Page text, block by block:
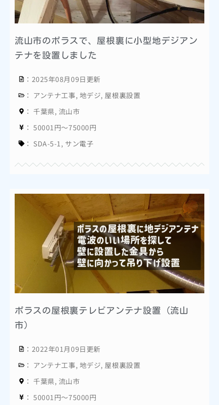
流山市のポラスで、屋根裏に小型地デジアン
テナを設置しました
：2025年08月09日更新
： アンテナ工事, 地デジ, 屋根裏設置
： 千葉県, 流山市
： 50001円～75000円
： SDA-5-1, サン電子
ポラスの屋根裏テレビアンテナ設置（流山
市）
：2022年01月09日更新
： アンテナ工事, 地デジ, 屋根裏設置
： 千葉県, 流山市
： 50001円～75000円